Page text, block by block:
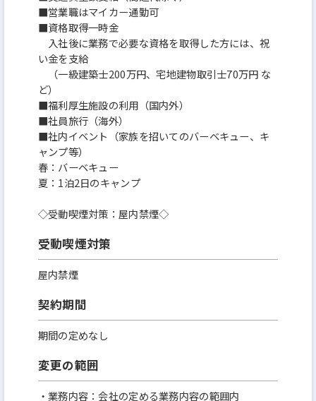
■営業職はマイカー通勤可
■資格取得一時金
入社後に業務で必要な資格を取得した方には、祝
い金を支給
（一級建築士200万円、宅地建物取引士70万円 な
ど）
■福利厚生施設の利用（国内外）
■社員旅行（海外）
■社内イベント（家族を招いてのバーベキュー、キ
ャンプ等）
春：バーベキュー
夏：1泊2日のキャンプ
◇受動喫煙対策：屋内禁煙◇
受動喫煙対策
屋内禁煙
契約期間
期間の定めなし
変更の範囲
・業務内容：会社の定める業務内容の範囲内